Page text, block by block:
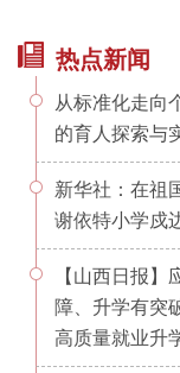
热点新闻
从标准化走向
的育人探索与
新华社：在祖
谢依特小学戍
【山西日报】
障、升学有突
高质量就业升